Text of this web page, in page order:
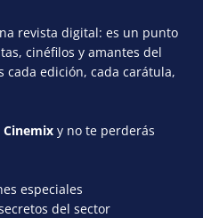
revista digital: es un punto
cinéfilos y amantes del
cada edición, cada carátula,
Cinemix y no te perderás
especiales
del sector